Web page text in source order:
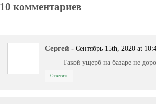
10 комментариев
Сергей - Сентябрь 15th, 2020 at
Такой ущерб на базаре не
Ответить